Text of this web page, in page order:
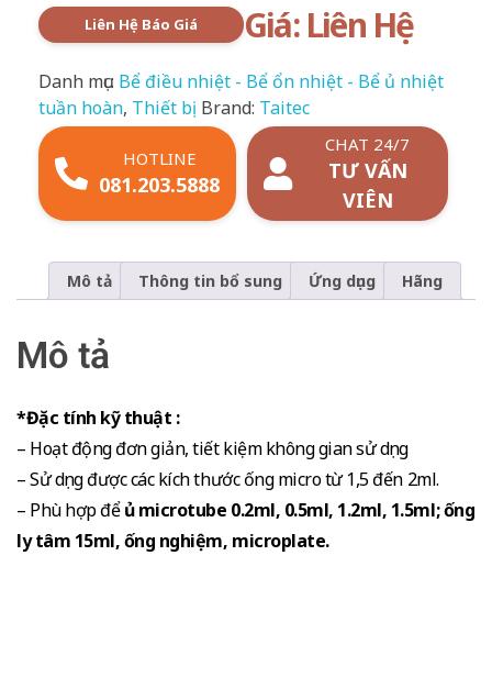
Giá: Liên Hệ
Liên Hệ Báo Giá
HOTLINE
081.203.5888
CHAT 24/7
TƯ VẤN
VIÊN
Danh mục: Bể điều nhiệt - Bể ổn nhiệt - Bể ủ nhiệt
tuần hoàn, Thiết bị Brand: Taitec
Mô tả Thông tin bổ sung Ứng dụng Hãng
Mô tả
*Đặc tính kỹ thuật :
– Hoạt động đơn giản, tiết kiệm không gian sử dụng
– Sử dụng được các kích thước ống micro từ 1,5 đến 2ml.
– Phù hợp đểủ microtube 0.2ml, 0.5ml, 1.2ml, 1.5ml; ống
ly tâm 15ml, ống nghiệm, microplate.